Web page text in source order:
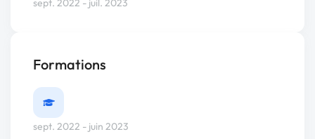
sept. 2022 - juil. 2023
Formations
sept. 2022 - juin 2023